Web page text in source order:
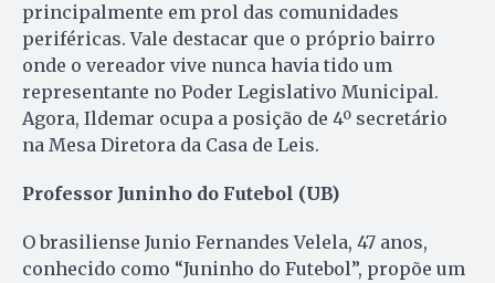
principalmente em prol das comunidades
periféricas. Vale destacar que o próprio bairro
onde o vereador vive nunca havia tido um
representante no Poder Legislativo Municipal.
Agora, Ildemar ocupa a posição de 4º secretário
na Mesa Diretora da Casa de Leis.
Professor Juninho do Futebol (UB)
O brasiliense Junio Fernandes Velela, 47 anos,
conhecido como “Juninho do Futebol”, propõe um